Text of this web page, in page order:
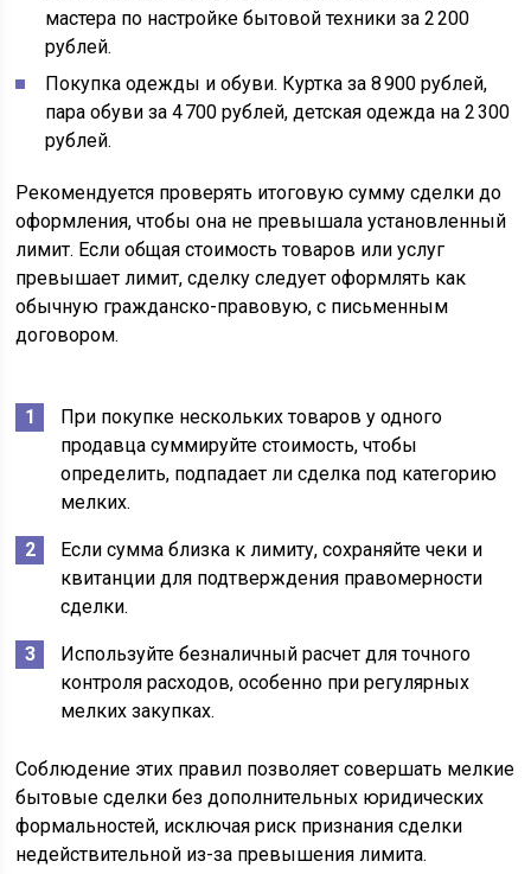
мастера по настройке бытовой техники за 2 200
рублей.
Покупка одежды и обуви. Куртка за 8 900 рублей,
пара обуви за 4 700 рублей, детская одежда на 2 300
рублей.
Рекомендуется проверять итоговую сумму сделки до
оформления, чтобы она не превышала установленный
лимит. Если общая стоимость товаров или услуг
превышает лимит, сделку следует оформлять как
обычную гражданско-правовую, с письменным
договором.
При покупке нескольких товаров у одного
продавца суммируйте стоимость, чтобы
определить, подпадает ли сделка под категорию
мелких.
Если сумма близка к лимиту, сохраняйте чеки и
квитанции для подтверждения правомерности
сделки.
Используйте безналичный расчет для точного
контроля расходов, особенно при регулярных
мелких закупках.
Соблюдение этих правил позволяет совершать мелкие
бытовые сделки без дополнительных юридических
формальностей, исключая риск признания сделки
недействительной из-за превышения лимита.